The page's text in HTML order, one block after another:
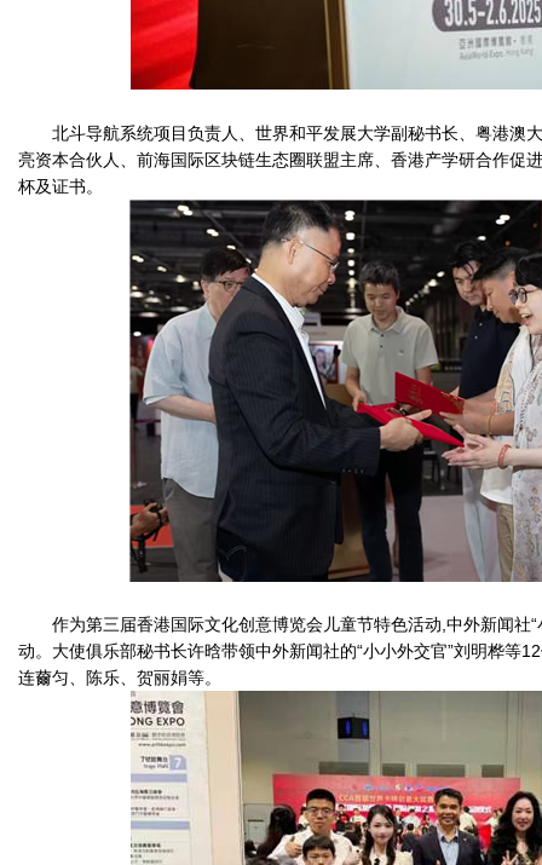
北斗导航系统项目负责人、世界和平发展大学副秘书长、粤港澳
亮资本合伙人、前海国际区块链生态圈联盟主席、香港产学研合作促
杯及证书。
作为第三届香港国际文化创意博览会儿童节特色活动,中外新闻社
动。大使俱乐部秘书长许晗带领中外新闻社的“小小外交官”刘明桦等
连薾匀、陈乐、贺丽娟等。